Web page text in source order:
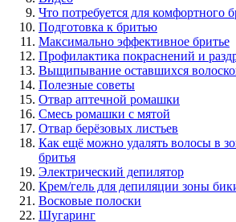
Что потребуется для комфортного
Подготовка к бритью
Максимально эффективное бритье
Профилактика покраснений и
Выщипывание оставшихся
Полезные советы
Отвар аптечной ромашки
Смесь ромашки с мятой
Отвар берёзовых листьев
Как ещё можно удалять волосы в
бритья
Электрический депилятор
Крем/гель для депиляции зоны
Восковые полоски
Шугаринг